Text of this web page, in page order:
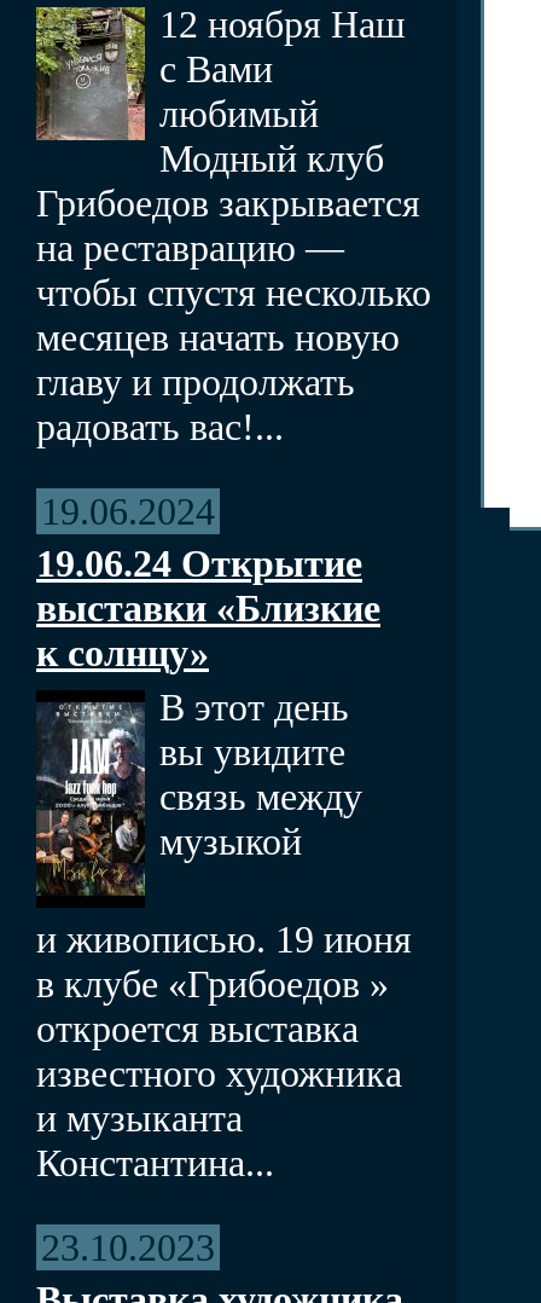
12 ноября Наш
с Вами
любимый
Модный клуб
Грибоедов закрывается
на реставрацию —
чтобы спустя несколько
месяцев начать новую
главу и продолжать
радовать вас!...
19.06.2024
19.06.24 Открытие
выставки «Близкие
к солнцу»
В этот день
вы увидите
связь между
музыкой
и живописью. 19 июня
в клубе «Грибоедов »
откроется выставка
известного художника
и музыканта
Константина...
23.10.2023